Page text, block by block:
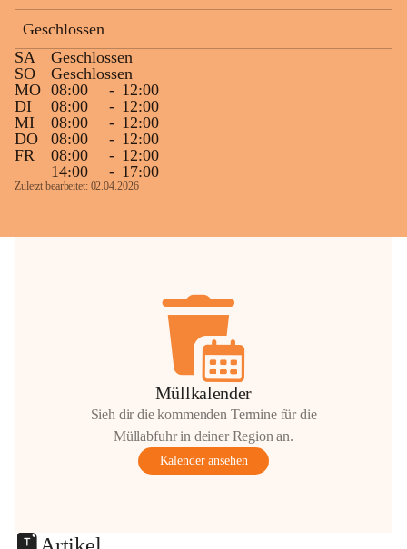
Geschlossen
SA
Geschlossen
SO
Geschlossen
MO 08:00 - 12:00
DI
08:00 - 12:00
MI
08:00 - 12:00
DO
08:00 - 12:00
FR
08:00 - 12:00
14:00
- 17:00
Zuletzt bearbeitet: 02.04.2026
Müllkalender
Sieh dir die kommenden Termine für die
Müllabfuhr in deiner Region an.
Kalender ansehen